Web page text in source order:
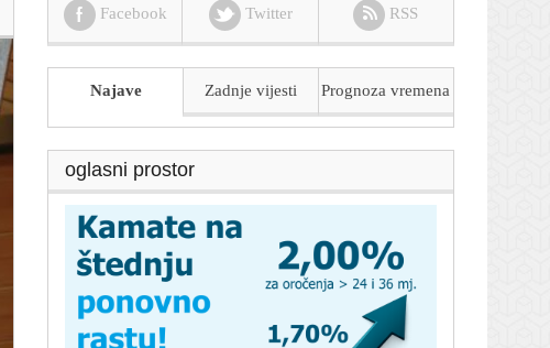
Facebook Twitter RSS
Najave Zadnje vijesti Prognoza vremena
oglasni prostor